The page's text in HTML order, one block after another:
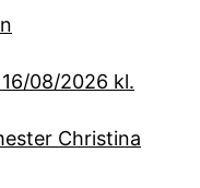
08/2026 kl.
Christina